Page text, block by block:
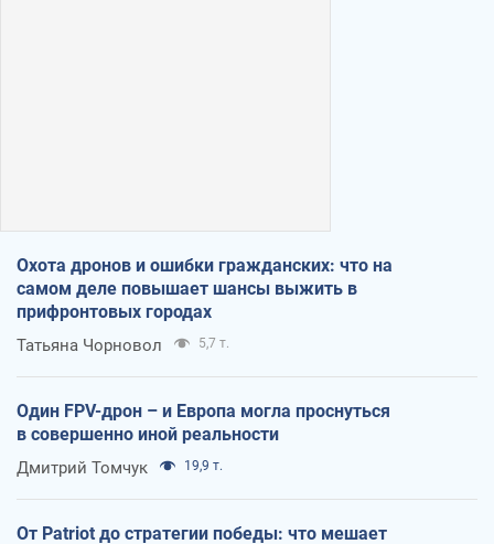
Охота дронов и ошибки гражданских: что на
самом деле повышает шансы выжить в
прифронтовых городах
Татьяна Чорновол 5,7 т.
Один FPV-дрон – и Европа могла проснуться
в совершенно иной реальности
Дмитрий Томчук 19,9 т.
От Patriot до стратегии победы: что мешает